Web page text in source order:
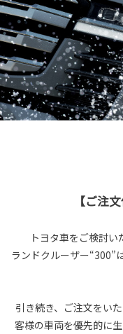
【ご注
トヨタ車をご検討い
ランドクルーザー“300”
引き続き、ご注文をい
客様の車両を優先的に